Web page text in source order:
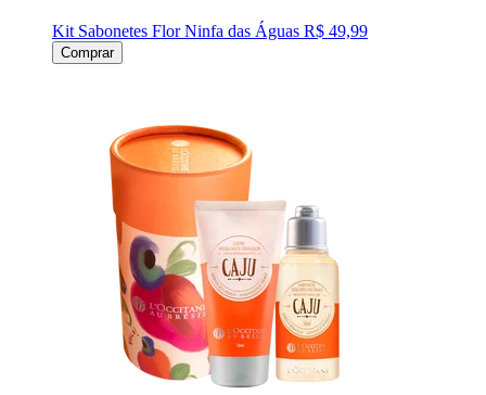
Kit Sabonetes Flor Ninfa das Águas R$ 49,99
Comprar